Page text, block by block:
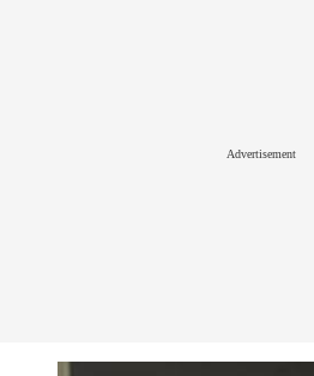
Advertisement